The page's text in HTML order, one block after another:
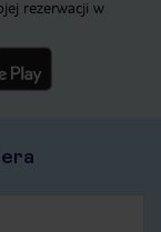
rezerwacji w